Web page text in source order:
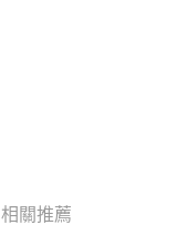
相關推薦